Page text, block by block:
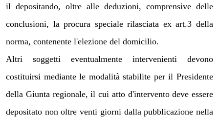
il depositando, oltre alle deduzioni, comprensive delle
conclusioni, la procura speciale rilasciata ex art.3 della
norma, contenente l'elezione del domicilio.
Altri soggetti eventualmente intervenienti devono
costituirsi mediante le modalità stabilite per il Presidente
della Giunta regionale, il cui atto d'intervento deve essere
depositato non oltre venti giorni dalla pubblicazione nella